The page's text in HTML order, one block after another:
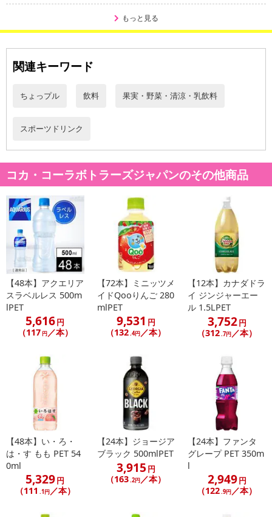
もっと見る
関連キーワード
ちょっプル 飲料 果実・野菜・清涼・乳飲料
スポーツドリンク
コカ・コーラボトラーズジャパンのその他商品
【48本】アクエリア
スラベルレス 500m
lPET
5,616円
（117 円／本）
【72本】ミニッツメ
イドQooりんご 280
mlPET
9,531 円
（132.4円 ／本）
【12本】カナダドラ
イ ジンジャーエー
ル 1.5LPET
3,752円
（312.7円 ／本）
【48本】い・ろ・
は・す もも PET 54
0ml
5,329円
（111 .1円／本）
【24本】ジョージア
ブラック 500mlPET
3,915 円
（163.2円／本）
【24本】ファンタ
グレープ PET 350m
l
2,949円
（122.9円／本）